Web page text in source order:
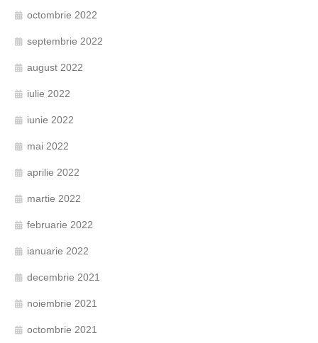
octombrie 2022
septembrie 2022
august 2022
iulie 2022
iunie 2022
mai 2022
aprilie 2022
martie 2022
februarie 2022
ianuarie 2022
decembrie 2021
noiembrie 2021
octombrie 2021